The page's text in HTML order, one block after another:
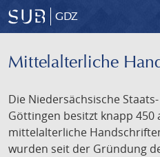
GDZ
Mittelalterliche
Die Niedersächsische
Göttingen besitzt knapp 450
mittelalterliche
wurden seit der Gründung